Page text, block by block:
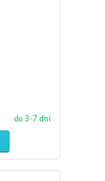
do 3-7 dní